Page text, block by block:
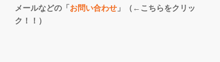
メールなどの「お問い合わせ 」（←こちらをクリッ
ク！！）